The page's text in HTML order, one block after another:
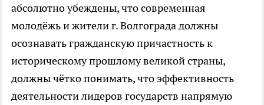
абсолютно убеждены, что современная
молодёжь и жители г. Волгограда должны
осознавать гражданскую причастность к
историческому прошлому великой страны,
должны чётко понимать, что эффективность
деятельности лидеров государств напрямую